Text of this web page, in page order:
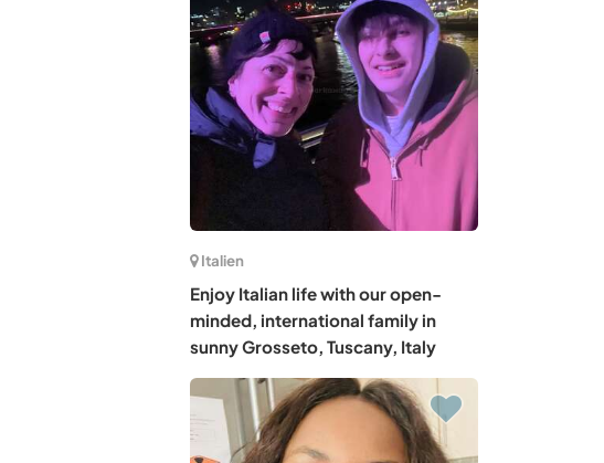
Italien
Enjoy Italian life with our open-
minded, international family in
sunny Grosseto, Tuscany, Italy